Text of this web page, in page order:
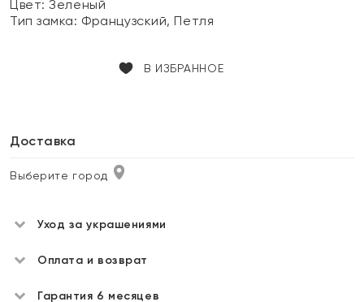
Цвет:Зеленый
Тип замка: Французский, Петля
В ИЗБРАННОЕ
Доставка
Выберите город
Уход за украшениями
Оплата и возврат
Гарантия 6 месяцев